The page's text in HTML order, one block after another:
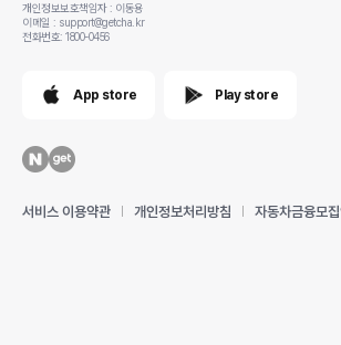
개인정보보호책임자 : 이동용
이메일 : support@getcha.kr
전화번호: 1800-0456
App store Play store
서비스 이용약관 개인정보처리방침 자동차금융모